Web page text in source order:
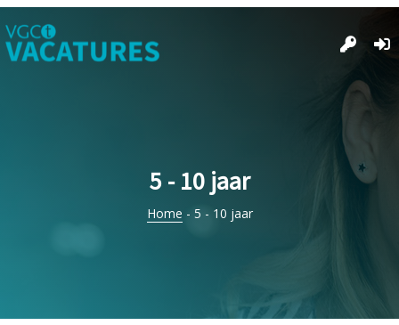
5 - 10 jaar
Home - 5 - 10 jaar